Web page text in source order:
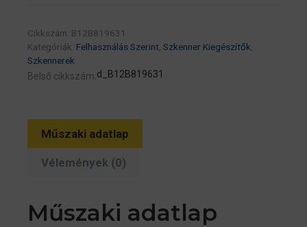
Cikkszám: B12B819631
Kategóriák: Felhasználás Szerint, Szkenner Kiegészítők,
Szkennerek
Belső cikkszám:d_B12B819631
Műszaki adatlap
Vélemények (0)
Műszaki adatlap